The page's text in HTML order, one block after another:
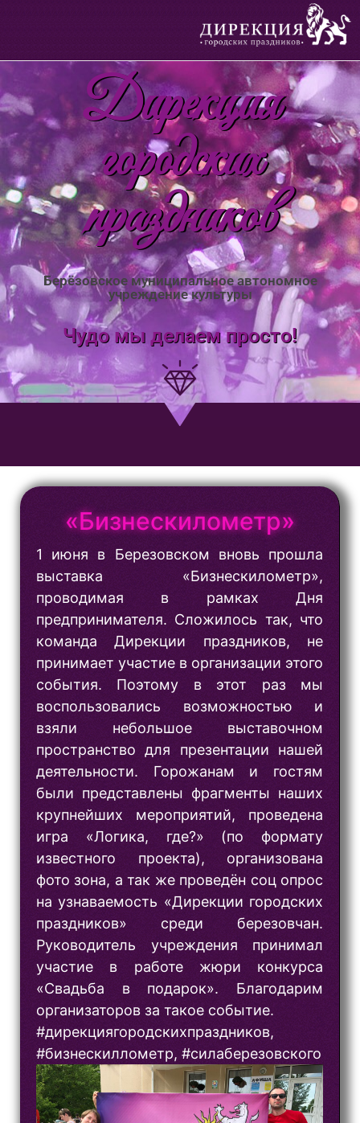
Дирекция
городских
праздников
Берёзовское муниципальное автономное
учреждение культуры
Чудо мы делаем просто!
«Бизнескилометр»
1 июня в Березовском вновь прошла
выставка «Бизнескилометр»,
проводимая в рамках Дня
предпринимателя. Сложилось так, что
команда Дирекции праздников, не
принимает участие в организации этого
события. Поэтому в этот раз мы
воспользовались возможностью и
взяли небольшое выставочном
пространство для презентации нашей
деятельности. Горожанам и гостям
были представлены фрагменты наших
крупнейших мероприятий, проведена
игра «Логика, где?» (по формату
известного проекта), организована
фото зона, а так же проведён соц опрос
на узнаваемость «Дирекции городских
праздников» среди березовчан.
Руководитель учреждения принимал
участие в работе жюри конкурса
«Свадьба в подарок». Благодарим
организаторов за такое событие.
#дирекциягородскихпраздников,
#бизнескиллометр, #силаберезовского